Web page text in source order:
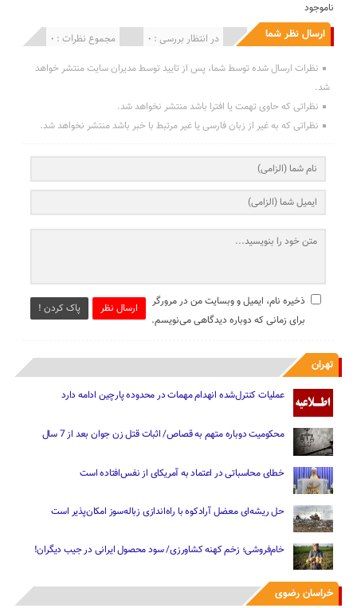
ناموجود
ارسال نظر شما مجموع نظرات : 0 در انتظار بررسی : 0 انتشار یافته : 0
نظرات ارسال شده توسط شما، پس از تایید توسط مدیران سایت منتشر خواهد
شد.
نظراتی که حاوی تهمت یا افترا باشد منتشر نخواهد شد.
نظراتی که به غیر از زبان فارسی یا غیر مرتبط با خبر باشد منتشر نخواهد شد.
ارسال نظر پاک کردن !
ذخیره نام، ایمیل و وبسایت من در مرورگر
برای زمانی که دوباره دیدگاهی می‌نویسم.
تهران
عملیات کنترل‌شده انهدام مهمات در محدوده پارچین ادامه دارد
محکومیت دوباره متهم به قصاص/ اثبات قتل زن جوان بعد از 7 سال
خطای محاسباتی در اعتماد به آمریکای از نفس‌افتاده است
حل ریشه‌ای معضل آرادکوه با راه‌اندازی زباله‌سوز امکان‌پذیر است
خام‌فروشی؛ زخم کهنه کشاورزی/ سود محصول ایرانی در جیب دیگران!
خراسان رضوی